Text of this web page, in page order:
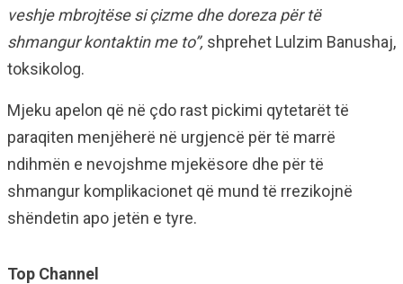
veshje mbrojtëse si çizme dhe doreza për të
shmangur kontaktin me to”, shprehet Lulzim Banushaj,
toksikolog.
Mjeku apelon që në çdo rast pickimi qytetarët të
paraqiten menjëherë në urgjencë për të marrë
ndihmën e nevojshme mjekësore dhe për të
shmangur komplikacionet që mund të rrezikojnë
shëndetin apo jetën e tyre.
Top Channel